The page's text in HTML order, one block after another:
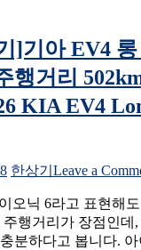
]기아 EV4
행거리
KIA EV4
한상기 Leave a
오닉 6라고 표현해
행거리가 장점인데
분하다고 봅니다.